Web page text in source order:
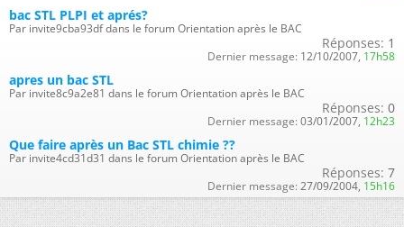
bac STL PLPI et aprés?
Par invite9cba93df dans le forum Orientation après le BAC
Réponses: 1
Dernier message: 12/10/2007, 17h58
apres un bac STL
Par invite8c9a2e81 dans le forum Orientation après le BAC
Réponses: 0
Dernier message: 03/01/2007, 12h23
Que faire après un Bac STL chimie ??
Par invite4cd31d31 dans le forum Orientation après le BAC
Réponses: 7
Dernier message: 27/09/2004, 15h16